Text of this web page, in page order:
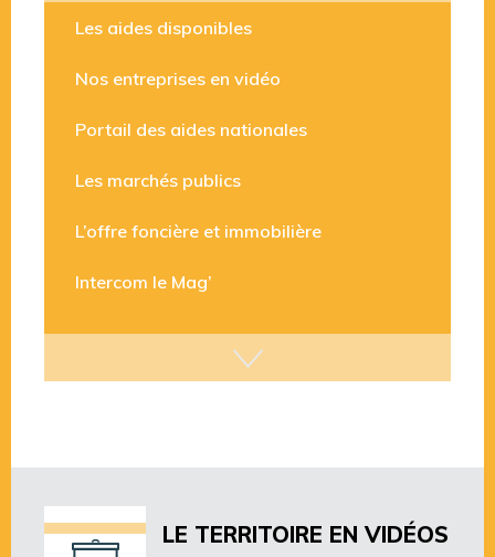
Les aides disponibles
Nos entreprises en vidéo
Portail des aides nationales
Les marchés publics
L’offre foncière et immobilière
Intercom le Mag’
LE TERRITOIRE EN VIDÉOS